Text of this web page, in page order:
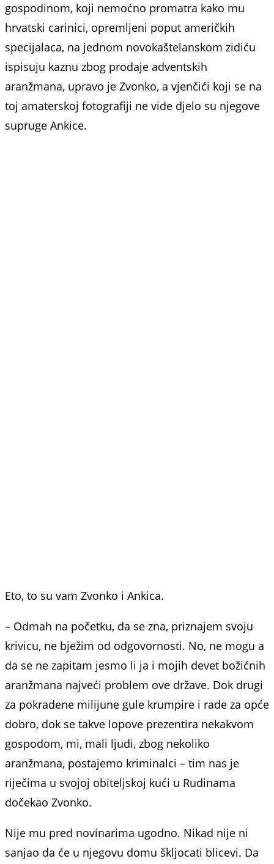
gospodinom, koji nemoćno promatra kako mu
hrvatski carinici, opremljeni poput američkih
specijalaca, na jednom novokaštelanskom zidiću
ispisuju kaznu zbog prodaje adventskih
aranžmana, upravo je Zvonko, a vjenčići koji se na
toj amaterskoj fotografiji ne vide djelo su njegove
supruge Ankice.
Eto, to su vam Zvonko i Ankica.
– Odmah na početku, da se zna, priznajem svoju
krivicu, ne bježim od odgovornosti. No, ne mogu a
da se ne zapitam jesmo li ja i mojih devet božićnih
aranžmana najveći problem ove države. Dok drugi
za pokradene milijune gule krumpire i rade za opće
dobro, dok se takve lopove prezentira nekakvom
gospodom, mi, mali ljudi, zbog nekoliko
aranžmana, postajemo kriminalci – tim nas je
riječima u svojoj obiteljskoj kući u Rudinama
dočekao Zvonko.
Nije mu pred novinarima ugodno. Nikad nije ni
sanjao da će u njegovu domu škljocati blicevi. Da